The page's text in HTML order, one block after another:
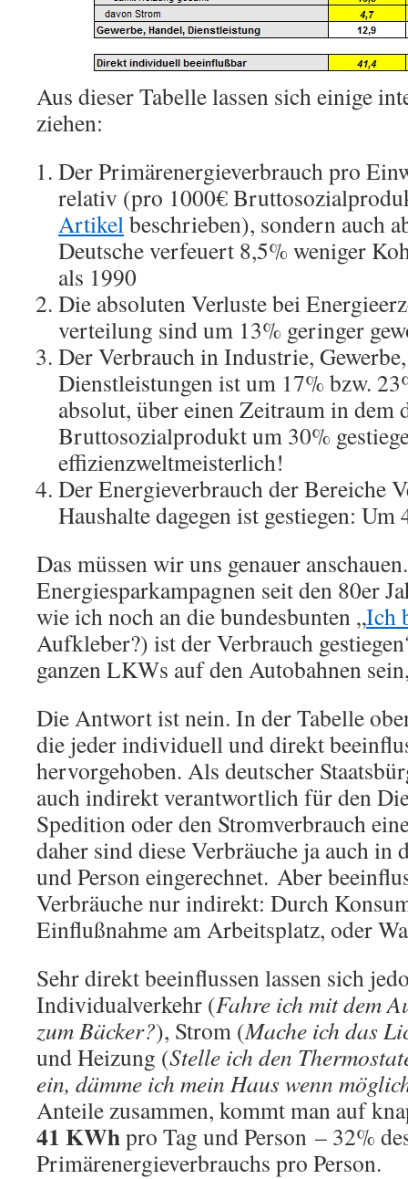
Aus dieser Tabelle lassen sich einige
ziehen:
Der Primärenergieverbrauch pro
relativ (pro 1000€
Artikelbeschrieben), sondern auch
Deutsche verfeuert 8,5% weniger
als 1990
Die absoluten Verluste bei
verteilung sind um 13% geringer
Der Verbrauch in Industrie,
Dienstleistungen ist um 17% bzw.
absolut, über einen Zeitraum in dem
Bruttosozialprodukt um 30%
effizienzweltmeisterlich!
Der Energieverbrauch der Bereiche
Haushalte dagegen ist gestiegen:
Das müssen wir uns genauer
Energiesparkampagnen seit den 80er
wie ich noch an die bundesbunten „Ich
Aufkleber?) ist der Verbrauch
ganzen LKWs auf den Autobahnen
Die Antwort ist nein. In der Tabelle
die jeder individuell und direkt
hervorgehoben. Als deutscher
auch indirekt verantwortlich für den
Spedition oder den Stromverbrauch
daher sind diese Verbräuche ja auch in
und Person eingerechnet. Aber
Verbräuche nur indirekt: Durch
Einflußnahme am Arbeitsplatz, oder
Sehr direkt beeinflussen lassen sich
Individualverkehr (Fahre ich mit dem
zum Bäcker?), Strom (Mache ich das
und Heizung (Stelle ich den
ein, dämme ich mein Haus wenn
Anteile zusammen, kommt man auf
41 KWhpro Tag und Person – 32%
Primärenergieverbrauchs pro Person.